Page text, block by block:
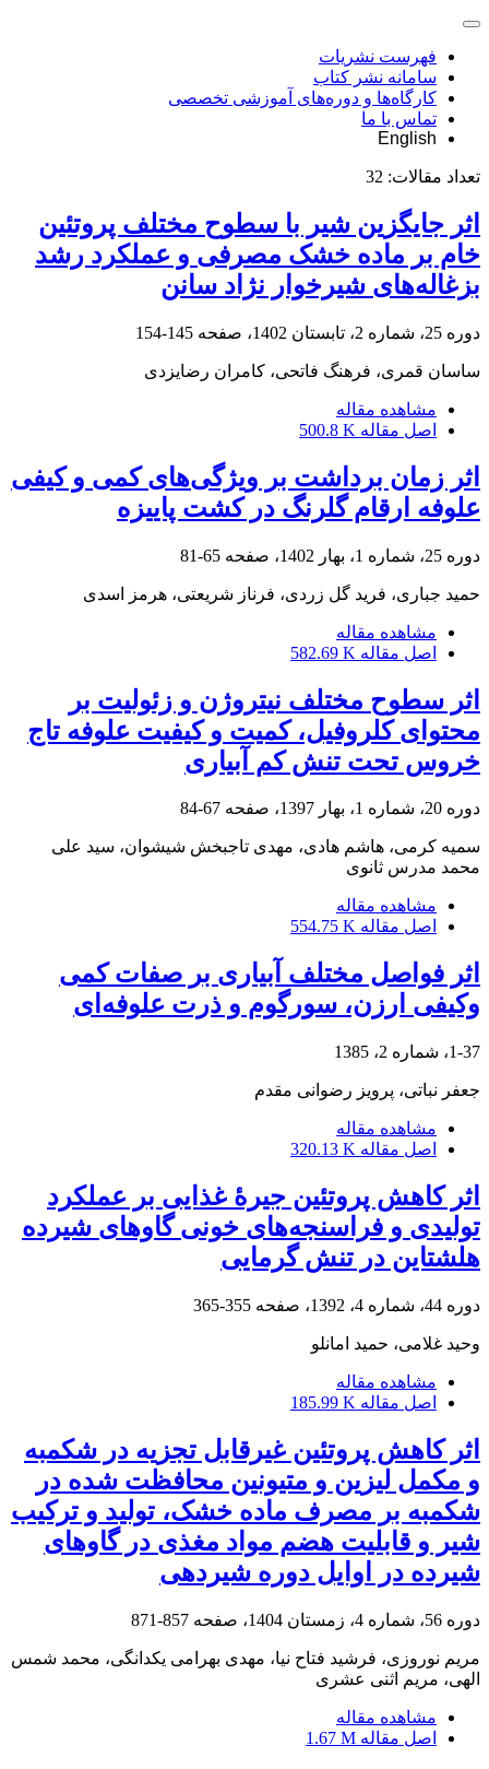
فهرست نشریات
سامانه نشر کتاب
کارگاه‌ها و دوره‌های آموزشی تخصصی
تماس با ما
English
تعداد مقالات: 32
‌اثر جایگزین شیر با سطوح مختلف پروتئین
خام بر ماده خشک مصرفی و عملکرد رشد
بزغاله‌های شیرخوار نژاد سانن
دوره 25، شماره 2، تابستان 1402، صفحه 145-154
ساسان قمری، فرهنگ فاتحی، کامران رضایزدی
مشاهده مقاله
اصل مقاله 500.8 K
اثر زمان برداشت بر ویژگی‌های کمی و کیفی
علوفه ارقام گلرنگ در کشت پاییزه
دوره 25، شماره 1، بهار 1402، صفحه 65-81
حمید جباری، فرید گل زردی، فرناز شریعتی، هرمز اسدی
مشاهده مقاله
اصل مقاله 582.69 K
اثر سطوح مختلف نیتروژن و زئولیت بر
محتوای کلروفیل، کمیت و کیفیت علوفه تاج
خروس تحت تنش کم آبیاری
دوره 20، شماره 1، بهار 1397، صفحه 67-84
سمیه کرمی، هاشم هادی، مهدی تاجبخش شیشوان، سید علی
محمد مدرس ثانوی
مشاهده مقاله
اصل مقاله 554.75 K
اثر فواصل مختلف آبیاری بر صفات کمی
وکیفی ارزن، سورگوم و ذرت علوفه‌ای
1-37، شماره 2، 1385
جعفر نباتی، پرویز رضوانی مقدم
مشاهده مقاله
اصل مقاله 320.13 K
اثر کاهش پروتئین جیرۀ غذایی بر عملکرد
تولیدی و فراسنجه‌های خونی گاوهای شیرده
هلشتاین در تنش گرمایی
دوره 44، شماره 4، 1392، صفحه 355-365
وحید غلامی، حمید امانلو
مشاهده مقاله
اصل مقاله 185.99 K
اثر کاهش پروتئین غیرقابل تجزیه در شکمبه
و مکمل لیزین و متیونین محافظت شده در
شکمبه بر مصرف ماده خشک، تولید و ترکیب
شیر و قابلیت هضم مواد مغذی در گاوهای
شیرده در اوایل دوره شیردهی
دوره 56، شماره 4، زمستان 1404، صفحه 857-871
مریم نوروزی، فرشید فتاح نیا، مهدی بهرامی یکدانگی، محمد شمس
الهی، مریم اثنی عشری
مشاهده مقاله
اصل مقاله 1.67 M